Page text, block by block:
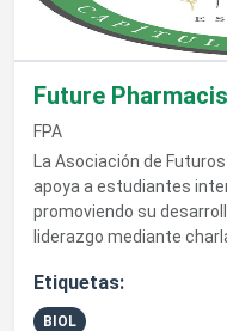
Future
FPA
La Asociación de
apoya a estudiantes
promoviendo su
liderazgo mediante
Etiquetas:
BIOL